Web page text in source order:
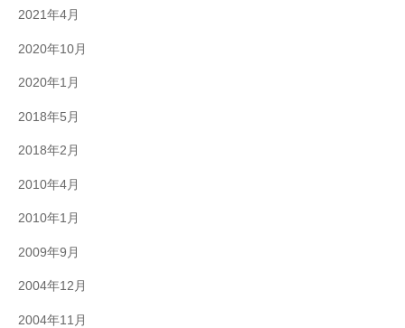
2021年4月
2020年10月
2020年1月
2018年5月
2018年2月
2010年4月
2010年1月
2009年9月
2004年12月
2004年11月